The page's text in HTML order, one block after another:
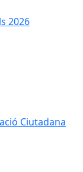
2026
Ciutadana